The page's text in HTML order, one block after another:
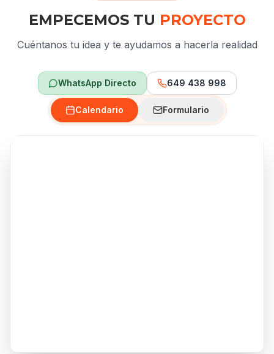
EMPECEMOS TU PROYECTO
Cuéntanos tu idea y te ayudamos a hacerla realidad
Calendario Formulario
WhatsApp Directo 649 438 998